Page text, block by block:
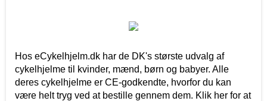
Hos eCykelhjelm.dk har de DK's største udvalg af
cykelhjelme til kvinder, mænd, børn og babyer. Alle
deres cykelhjelme er CE-godkendte, hvorfor du kan
være helt tryg ved at bestille gennem dem. Klik her for at